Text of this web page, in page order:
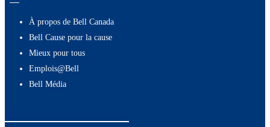
À propos de Bell Canada
Bell Cause pour la cause
Mieux pour tous
Emplois@Bell
Bell Média